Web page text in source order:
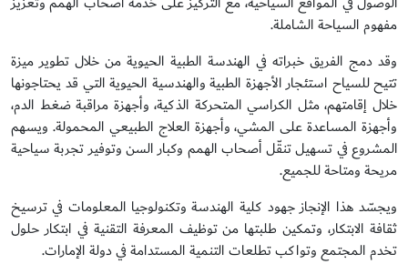
مفهوم السياحة الشاملة.
وقد دمج الفريق خبراته في الهندسة الطبية الحيوية من خلال تطوير ميزة
تتيح للسياح استئجار الأجهزة الطبية والهندسية الحيوية التي قد يحتاجونها
خلال إقامتهم، مثل الكراسي المتحركة الذكية، وأجهزة مراقبة ضغط الدم،
وأجهزة المساعدة على المشي، وأجهزة العلاج الطبيعي المحمولة. ويسهم
المشروع في تسهيل تنقّل أصحاب الهمم وكبار السن وتوفير تجربة سياحية
مريحة ومتاحة للجميع.
ويجسّد هذا الإنجاز جهود كلية الهندسة وتكنولوجيا المعلومات في ترسيخ
ثقافة الابتكار، وتمكين طلبتها من توظيف المعرفة التقنية في ابتكار حلول
تخدم المجتمع وتواكب تطلعات التنمية المستدامة في دولة الإمارات.